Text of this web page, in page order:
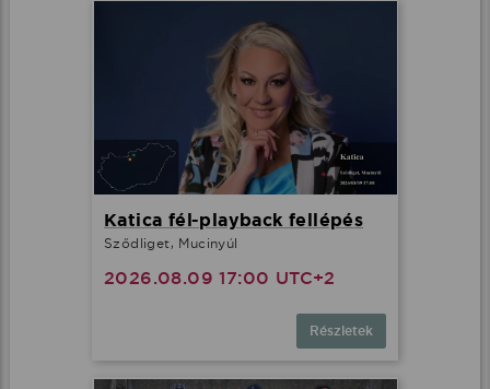
Katica fél-playback fellépés
Sződliget, Mucinyúl
2026.08.09 17:00 UTC+2
Részletek